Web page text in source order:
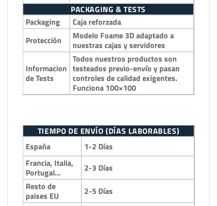
PACKAGING & TESTS
Packaging
Caja reforzada
Protección
Modelo Foame 3D adaptado a
nuestras cajas y servidores
Informacion
de Tests
Todos nuestros productos son
testeados previo-envío y pasan
controles de calidad exigentes.
Funciona 100×100
TIEMPO DE ENVÍO (DÍAS LABORABLES)
España
1-2 Días
Francia, Italia,
Portugal…
2-3 Días
Resto de
paises EU
2-5 Días